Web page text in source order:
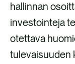
hallinnan
investointeja
otettava
tulevaisuuden